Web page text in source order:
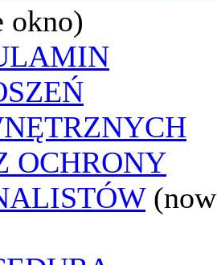
okno)
OCHRONY